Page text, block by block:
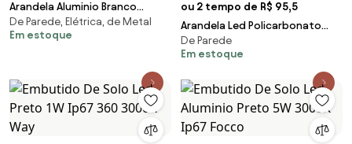
Arandela Aluminio Branco
50X13cm
De Parede, Elétrica, de Metal
Em estoque
ou 2 tempo de R$ 95,5
Arandela Led Policarbonato
Branco 5W 4000K Ip65 Ice
De Parede
Em estoque